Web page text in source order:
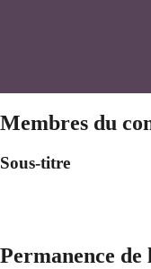
Membres du
Sous-titre
Permanence de